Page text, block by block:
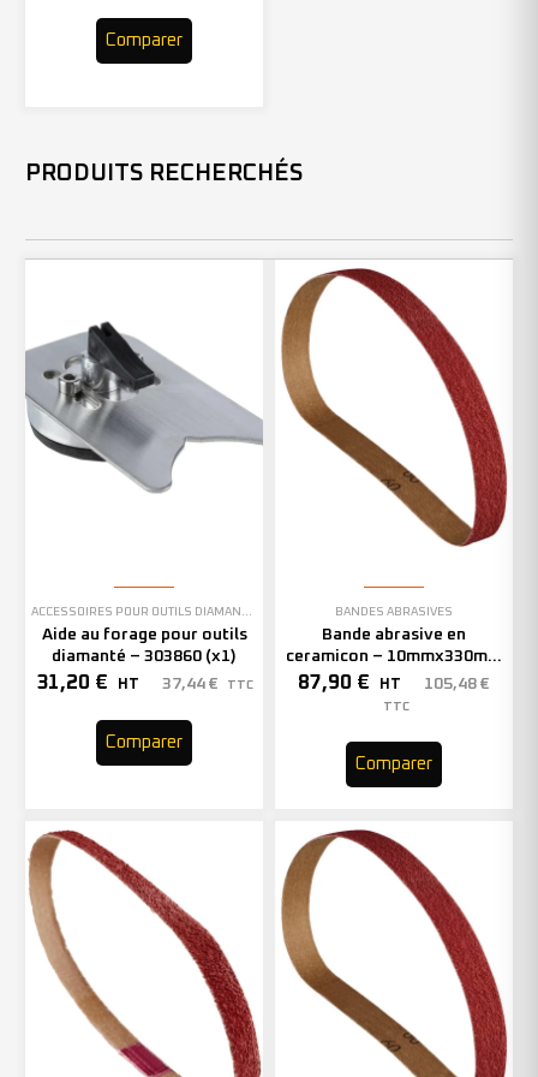
Comparer
PRODUITS RECHERCHÉS
Aide au forage pour outils
diamanté – 303860 (x1)
31,20 € HT 37,44 € TTC
Comparer
BANDES ABRASIVES
Bande abrasive en
ceramicon – 10mmx330mm
– Grain 40 – 333001 (x50)
87,90 € HT 105,48 €
TTC
Comparer